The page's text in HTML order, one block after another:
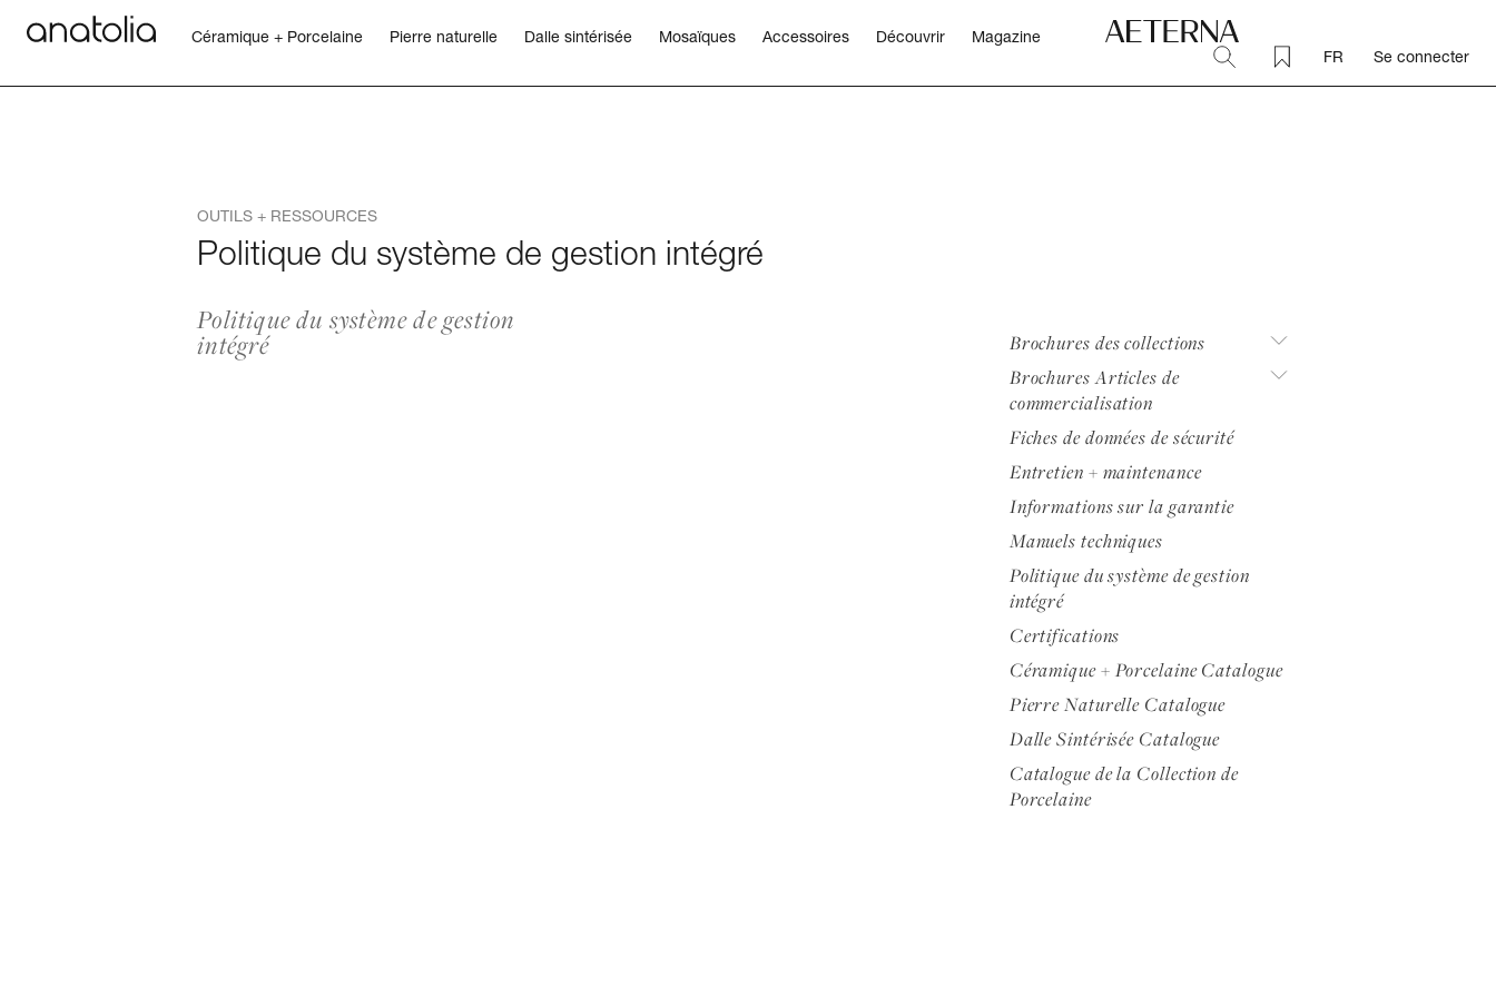
Céramique + Porcelaine Pierre naturelle Dalle sintérisée Mosaïques Accessoires Découvrir
Magazine
FR
Se connecter
OUTILS + RESSOURCES
Politique du système de gestion intégré
Politique du système de gestion
intégré
Brochures des collections
Brochures Articles de
commercialisation
Fiches de données de sécurité
Entretien + maintenance
Informations sur la garantie
Manuels techniques
Politique du système de gestion
intégré
Certifications
Céramique + Porcelaine Catalogue
Pierre Naturelle Catalogue
Dalle Sintérisée Catalogue
Catalogue de la Collection de
Porcelaine